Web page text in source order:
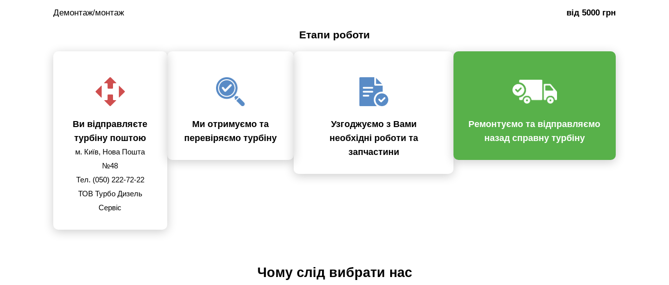
Демонтаж/монтаж від 5000 грн
Етапи роботи
Ви відправляєте
турбіну поштою
м. Київ, Нова Пошта
№48
Тел. (050) 222-72-22
ТОВ Турбо Дизель
Сервіс
Ми отримуємо та
перевіряємо турбіну
Узгоджуємо з Вами
необхідні роботи та
запчастини
Ремонтуємо та відправляємо
назад справну турбіну
Чому слід вибрати нас